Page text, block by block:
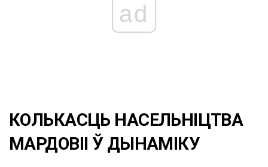
ad
КОЛЬКАСЦЬ НАСЕЛЬНІЦТВА
МАРДОВІІ Ў ДЫНАМІКУ